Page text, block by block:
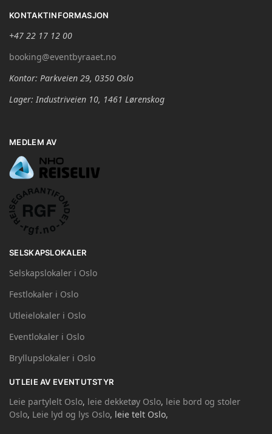
KONTAKTINFORMASJON
+47 22 17 12 00
booking@eventbyraaet.no
Kontor: Parkveien 29, 0350 Oslo
Lager: Industriveien 10, 1461 Lørenskog
MEDLEM AV
SELSKAPSLOKALER
Selskapslokaler i Oslo
Festlokaler i Oslo
Utleielokaler i Oslo
Eventlokaler i Oslo
Bryllupslokaler i Oslo
UTLEIE AV EVENTUTSTYR
Leie partylelt Oslo, leie dekketøy Oslo, leie bord og stoler
Oslo, Leie lyd og lys Oslo, leie telt Oslo,